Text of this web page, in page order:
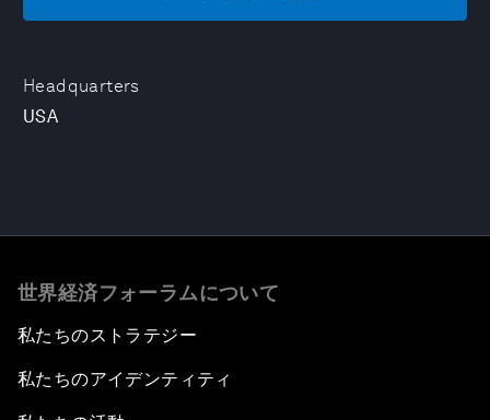
Headquarters
USA
世界経済フォーラムについて
私たちのストラテジー
私たちのアイデンティティ